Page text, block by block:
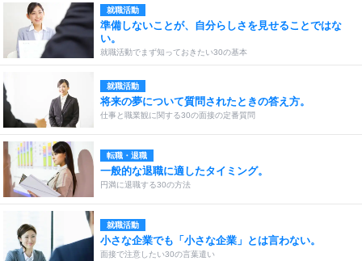
就職活動
準備しないことが、自分らしさを見せることではな
い。
就職活動でまず知っておきたい30の基本
就職活動
将来の夢について質問されたときの答え方。
仕事と職業観に関する30の面接の定番質問
転職・退職
一般的な退職に適したタイミング。
円満に退職する30の方法
就職活動
小さな企業でも「小さな企業」とは言わない。
面接で注意したい30の言葉遣い